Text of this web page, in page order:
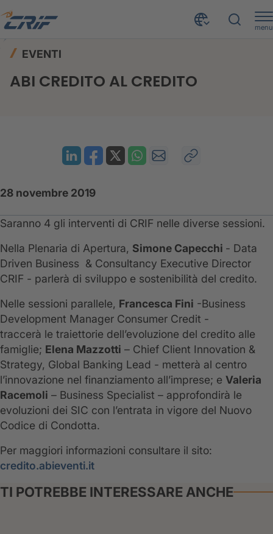
menu
ABI - CREDITO AL CREDITO 2019
EVENTI
ABI CREDITO AL CREDITO
28 novembre 2019
Saranno 4 gli interventi di CRIF nelle diverse sessioni.
Nella Plenaria di Apertura, Simone Capecchi - Data
Driven Business & Consultancy Executive Director
CRIF - parlerà di sviluppo e sostenibilità del credito.
Nelle sessioni parallele, Francesca Fini -Business
Development Manager Consumer Credit -
traccerà le traiettorie dell’evoluzione del credito alle
famiglie; Elena Mazzotti – Chief Client Innovation &
Strategy, Global Banking Lead - metterà al centro
l’innovazione nel finanziamento all’imprese; e Valeria
Racemoli – Business Specialist – approfondirà le
evoluzioni dei SIC con l’entrata in vigore del Nuovo
Codice di Condotta.
Per maggiori informazioni consultare il sito:
credito.abieventi.it
TI POTREBBE INTERESSARE ANCHE